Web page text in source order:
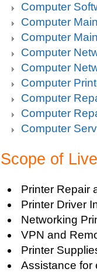
Computer
Computer
Computer
Computer
Computer
Computer
Computer
Computer
Computer
Scope of
Printer Repair
Printer Driver
Networking
VPN and
Printer
Assistance for